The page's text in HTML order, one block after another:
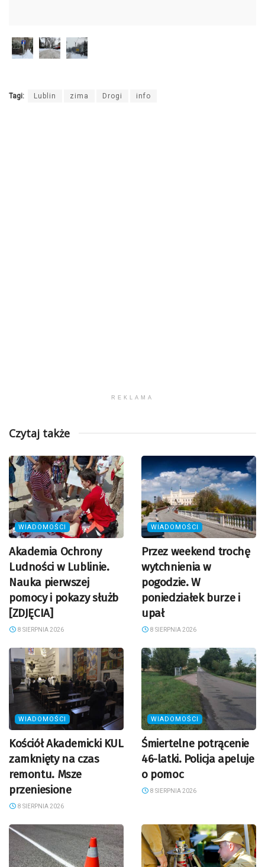
Tagi: Lublin zima Drogi info
REKLAMA
Czytaj także
WIADOMOŚCI
Akademia Ochrony
Ludności w Lublinie.
Nauka pierwszej
pomocy i pokazy służb
[ZDJĘCIA]
8 SIERPNIA 2026
WIADOMOŚCI
Przez weekend trochę
wytchnienia w
pogodzie. W
poniedziałek burze i
upał
8 SIERPNIA 2026
WIADOMOŚCI
Kościół Akademicki KUL
zamknięty na czas
remontu. Msze
przeniesione
8 SIERPNIA 2026
WIADOMOŚCI
Śmiertelne potrącenie
46-latki. Policja apeluje
o pomoc
8 SIERPNIA 2026